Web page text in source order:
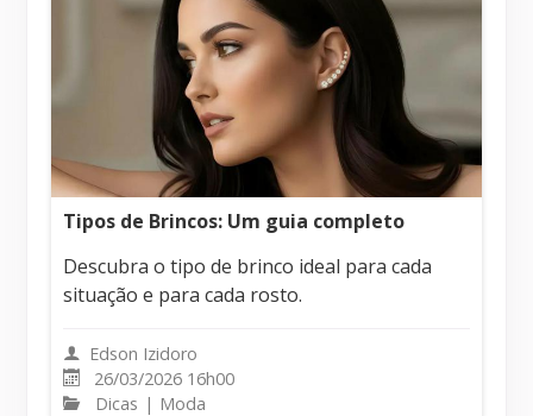
Tipos de Brincos: Um guia completo
Descubra o tipo de brinco ideal para cada
situação e para cada rosto.
Edson Izidoro
26/03/2026 16h00
Dicas | Moda